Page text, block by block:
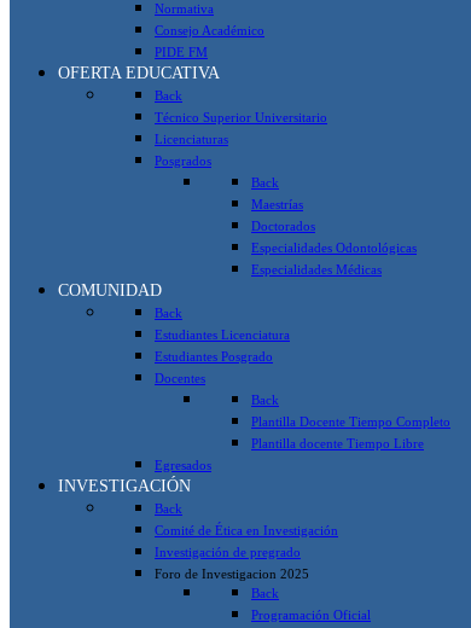
Normativa
Consejo Académico
PIDE FM
OFERTA EDUCATIVA
Back
Técnico Superior Universitario
Licenciaturas
Posgrados
Back
Maestrías
Doctorados
Especialidades Odontológicas
Especialidades Médicas
COMUNIDAD
Back
Estudiantes Licenciatura
Estudiantes Posgrado
Docentes
Back
Plantilla Docente Tiempo Completo
Plantilla docente Tiempo Libre
Egresados
INVESTIGACIÓN
Back
Comité de Ética en Investigación
Investigación de pregrado
Foro de Investigacion 2025
Back
Programación Oficial